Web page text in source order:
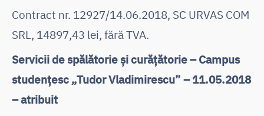
Contract nr. 12927/14.06.2018, SC URVAS COM
SRL, 14897,43 lei, fără TVA.
Servicii de spălătorie și curățătorie – Campus
studențesc „Tudor Vladimirescu” – 11.05.2018
– atribuit